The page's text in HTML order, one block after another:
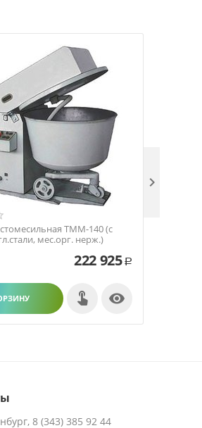
ТММ-140 (с
мес.орг. нерж.)
222 925 Р


8 (343) 385 92 44